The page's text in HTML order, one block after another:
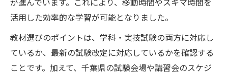
解説
サポート
初心者にもやさしい電気工事士2種テキスト活用
活用した効率的な学習が可能となりました。
教材選びのポイントは、学科・実技試験の両方に対応し
ているか、最新の試験改定に対応しているかを確認する
ことです。加えて、千葉県の試験会場や講習会のスケジ